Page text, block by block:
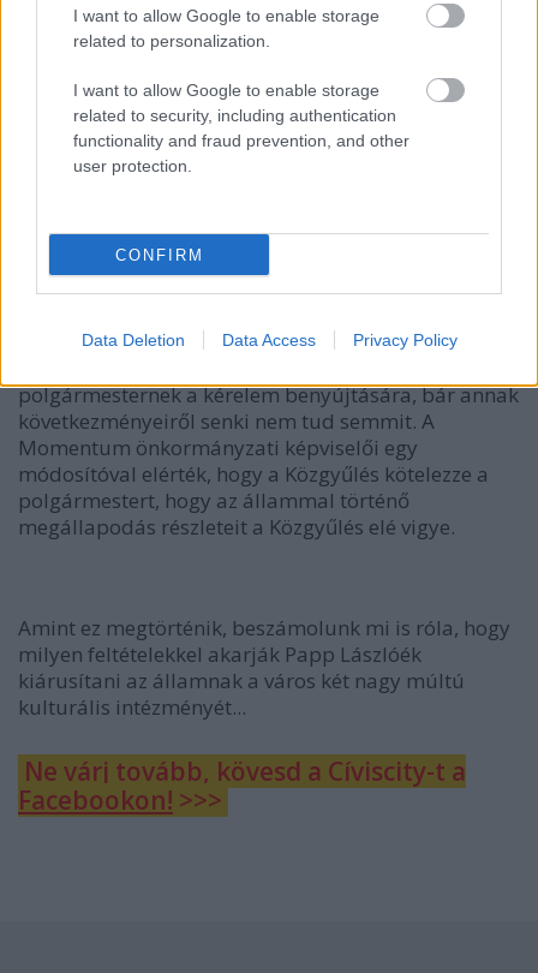
I want to allow Google to enable storage
related to personalization.
I want to allow Google to enable storage
related to security, including authentication
functionality and fraud prevention, and other
user protection.
CONFIRM
Data Deletion Data Access Privacy Policy
semmit sem lehet tudni a megkötendő
Sem azt, hogy a részben állami fenntartás alá
kerüléssel milyen garanciákat kapnak a színházak az
lábát Debrecen eddig független intézményeibe,
mennyi tere marad onnantól az önkormányzatnak,
és meddig tartható fenn a művészeti intézmények
polgármesternek a kérelem benyújtására, bár annak
következményeiről senki nem tud semmit. A
Momentum önkormányzati képviselői egy
módosítóval elérték, hogy a Közgyűlés kötelezze a
polgármestert, hogy az állammal történő
megállapodás részleteit a Közgyűlés elé vigye.
Amint ez megtörténik, beszámolunk mi is róla, hogy
milyen feltételekkel akarják Papp Lászlóék
kiárusítani az államnak a város két nagy múltú
kulturális intézményét...
Ne várj tovább, kövesd a Cíviscity-t a
Facebookon! >>>